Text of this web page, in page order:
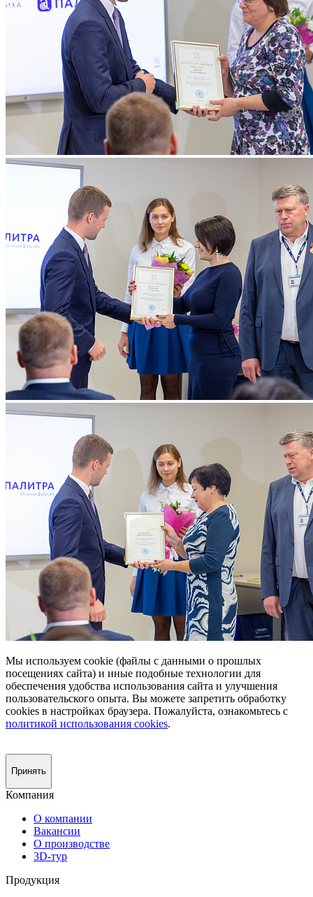
Мы используем cookie (файлы с данными о прошлых
посещениях сайта) и иные подобные технологии для
обеспечения удобства использования сайта и улучшения
пользовательского опыта. Вы можете запретить обработку
сookies в настройках браузера. Пожалуйста, ознакомьтесь с
политикой использования cookies.
Принять
Компания
О компании
Вакансии
О производстве
3D-тур
Продукция